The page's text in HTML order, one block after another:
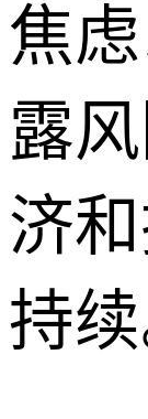
焦
露
济
持续